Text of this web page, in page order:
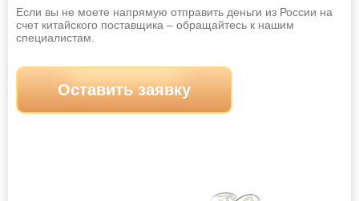
Если вы не моете напрямую отправить деньги из России на
счет китайского поставщика – обращайтесь к нашим
специалистам.
Оставить заявку
Новочеркасск Новошахтинск
Новый Уренгой
Ноябрьск Обнинск
Октябрьский Омск